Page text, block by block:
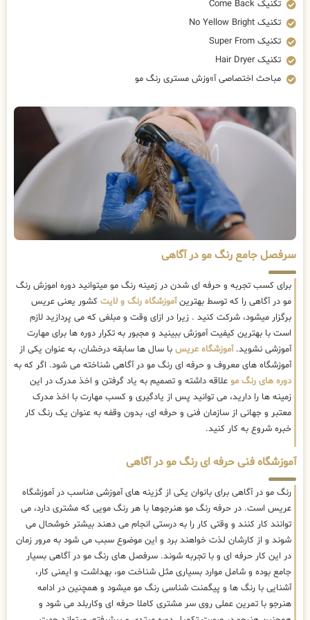
تکنیک Come Back
تکنیک No Yellow Bright
تکنیک Super From
تکنیک Hair Dryer
مباحث اختصاصی آ»وزش مستری رنگ مو
سرفصل جامع رنگ مو در آگاهی
برای کسب تجربه و حرفه ای شدن در زمینه رنگ مو میتوانید دوره اموزش رنگ
مو در آگاهی را که توسط بهترینآموزشگاه رنگ و لایت کشور یعنی عریس
برگزار میشود، شرکت کنید . زیرا در ازای وقت و مبلغی که می پردازید لازم
است با بهترین کیفیت آموزش ببینید و مجبور به تکرار دوره ها برای مهارت
آموزشی نشوید.آموزشگاه عریس با سال ها سابقه درخشان، به عنوان یکی از
آموزشگاه های معروف و حرفه ای رنگ مو در آگاهی شناخته می شود. اگر که به
دوره های رنگ مو علاقه داشته و تصمیم به یاد گرفتن و اخذ مدرک در این
زمینه ها را دارید، می توانید پس از یادگیری و کسب مهارت با اخذ مدرک
معتبر و جهانی از سازمان فنی و حرفه ای، بدون وقفه به عنوان یک رنگ کار
خبره شروع به کار کنید.
آموزشگاه فنی حرفه ای رنگ مو در آگاهی
رنگ مو در آگاهی برای بانوان یکی از گزینه های آموزشی مناسب در آموزشگاه
عریس است. در حرفه رنگ مو هنرجوها با هر رنگ مویی که مشتری دارد، می
توانند کار کنند و وقتی کار را به درستی انجام می دهند بیشتر خوشحال می
شوند و از کارشان لذت خواهند برد و این موضوع سبب می شود به مرور زمان
در این کار حرفه ای و با تجربه شوند. سرفصل های رنگ مو در آگاهی بسیار
جامع بوده و شامل موارد بسیاری مثل شناخت مو، بهداشت و ایمنی کار،
آشنایی با رنگ ها و پیگمنت شناسی رنگ مو میشود و همچنین در ادامه
هنرجو با تمرین عملی روی سر مشتری کاملا حرفه ای وکاربلد می شود و